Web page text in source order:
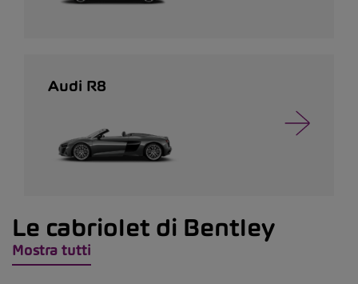
Audi R8
Le cabriolet di Bentley
Mostra tutti